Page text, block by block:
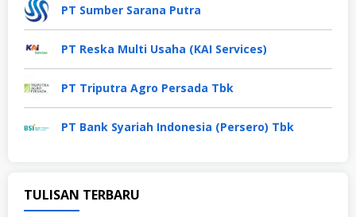
PT Sumber Sarana Putra
PT Reska Multi Usaha (KAI Services)
PT Triputra Agro Persada Tbk
PT Bank Syariah Indonesia (Persero) Tbk
TULISAN TERBARU